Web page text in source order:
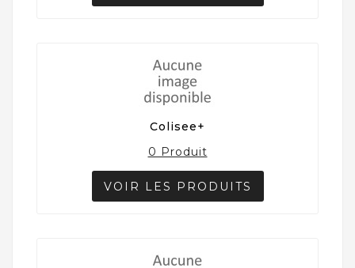
Colisee+
0 Produit
VOIR LES PRODUITS